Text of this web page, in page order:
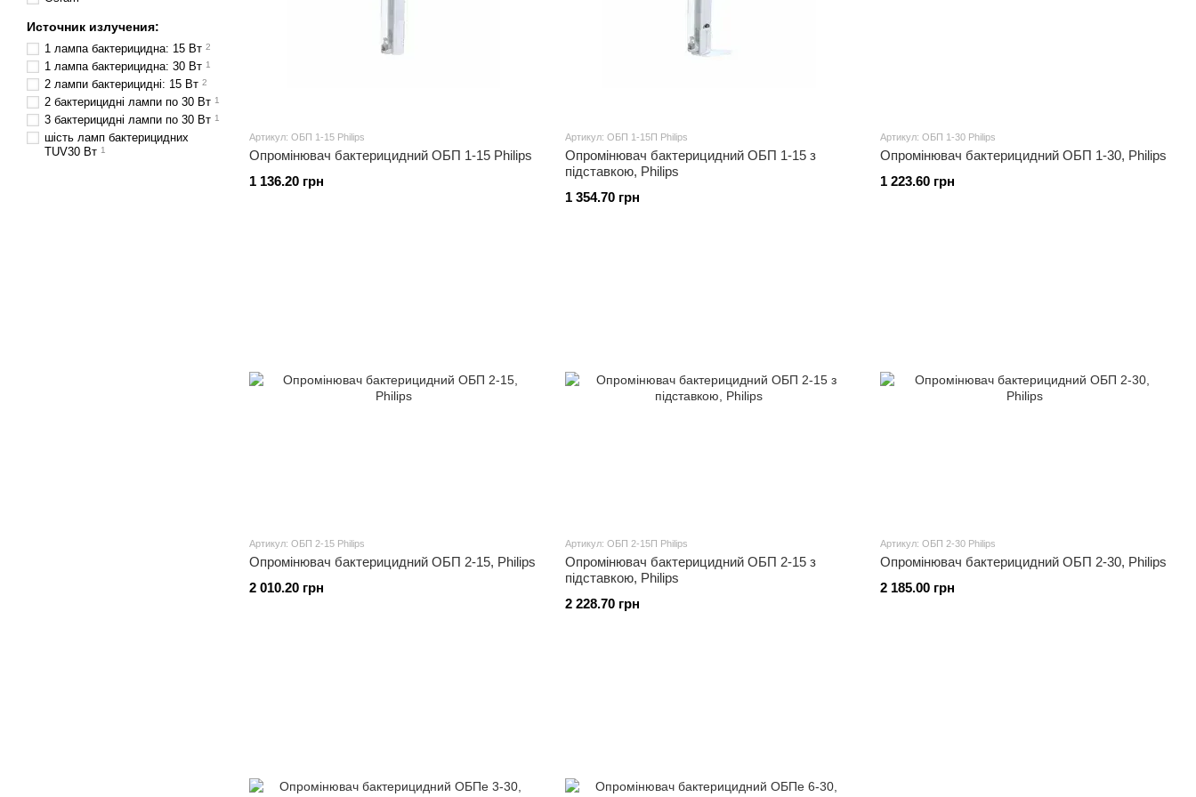
Артикул: ОБП 1-15 Philips
Опромінювач бактерицидний ОБП 1-15 Philips
1 136.20 грн
Артикул: ОБП 1-15П Philips
Опромінювач бактерицидний ОБП 1-15 з
підставкою, Philips
1 354.70 грн
Артикул: ОБП 1-30 Philips
Опромінювач бактерицидний ОБП 1-30, Philips
1 223.60 грн
Артикул: ОБП 2-15 Philips
Опромінювач бактерицидний ОБП 2-15, Philips
2 010.20 грн
Артикул: ОБП 2-15П Philips
Опромінювач бактерицидний ОБП 2-15 з
підставкою, Philips
2 228.70 грн
Артикул: ОБП 2-30 Philips
Опромінювач бактерицидний ОБП 2-30, Philips
2 185.00 грн
Источник излучения:
1 лампа бактерицидна: 15 Вт 2
1 лампа бактерицидна: 30 Вт 1
2 лампи бактерицидні: 15 Вт 2
2 бактерицидні лампи по 30 Вт 1
3 бактерицидні лампи по 30 Вт 1
шість ламп бактерицидних
TUV30 Вт 1